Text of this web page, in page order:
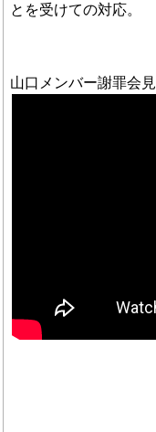
とを受けての対応。
山口メンバー謝罪会見